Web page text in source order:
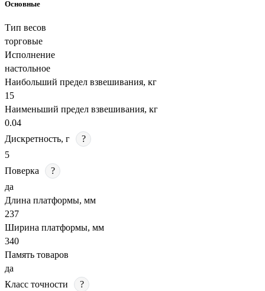
Основные
Тип весов
торговые
Исполнение
настольное
Наибольший предел взвешивания, кг
15
Наименьший предел взвешивания, кг
0.04
Дискретность, г
?
5
Поверка
?
да
Длина платформы, мм
237
Ширина платформы, мм
340
Память товаров
да
Класс точности
?